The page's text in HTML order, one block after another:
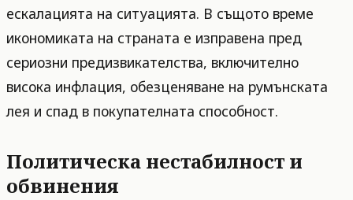
ескалацията на ситуацията. В същото време
икономиката на страната е изправена пред
сериозни предизвикателства, включително
висока инфлация, обезценяване на румънската
лея и спад в покупателната способност.
Политическа нестабилност и
обвинения